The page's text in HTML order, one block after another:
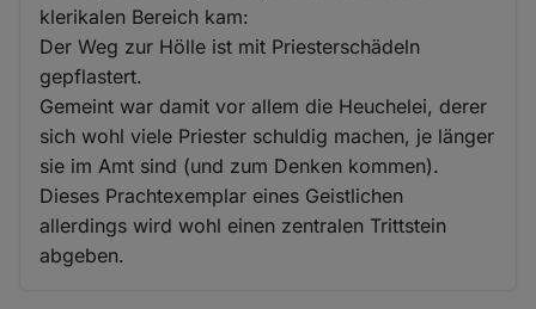
klerikalen Bereich kam:
Der Weg zur Hölle ist mit Priesterschädeln
gepflastert.
Gemeint war damit vor allem die Heuchelei, derer
sich wohl viele Priester schuldig machen, je länger
sie im Amt sind (und zum Denken kommen).
Dieses Prachtexemplar eines Geistlichen
allerdings wird wohl einen zentralen Trittstein
abgeben.